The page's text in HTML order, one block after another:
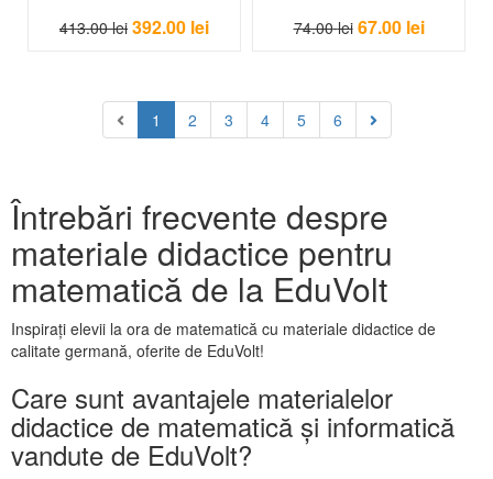
413.00 lei 392.00 lei 74.00 lei 67.00 lei
1 2 3 4 5 6
Întrebări frecvente despre
materiale didactice pentru
matematică de la EduVolt
Inspirați elevii la ora de matematică cu materiale didactice de
calitate germană, oferite de EduVolt!
Care sunt avantajele materialelor
didactice de matematică și informatică
vandute de EduVolt?